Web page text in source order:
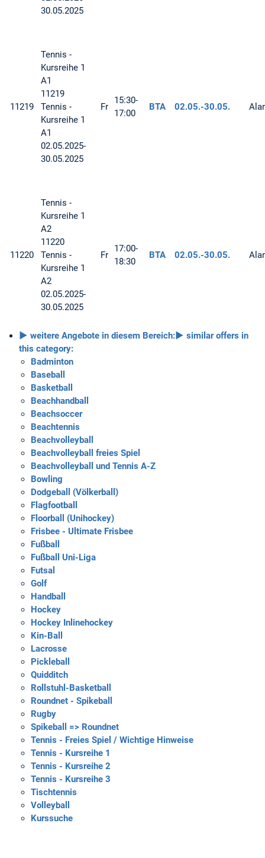
30.05.2025
11219
Tennis -
Kursreihe 1
A1
11219
Tennis -
Kursreihe 1
A1
02.05.2025-
30.05.2025
Fr
15:30-
17:00
BTA 02.05.-30.05.
11220
Tennis -
Kursreihe 1
A2
11220
Tennis -
Kursreihe 1
A2
02.05.2025-
30.05.2025
Fr
17:00-
18:30
BTA 02.05.-30.05.
► weitere Angebote in diesem Bereich:► similar offers in
this category:
Badminton
Baseball
Basketball
Beachhandball
Beachsoccer
Beachtennis
Beachvolleyball
Beachvolleyball freies Spiel
Beachvolleyball und Tennis A-Z
Bowling
Dodgeball (Völkerball)
Flagfootball
Floorball (Unihockey)
Frisbee - Ultimate Frisbee
Fußball
Fußball Uni-Liga
Futsal
Golf
Handball
Hockey
Hockey Inlinehockey
Kin-Ball
Lacrosse
Pickleball
Quidditch
Rollstuhl-Basketball
Roundnet - Spikeball
Rugby
Spikeball => Roundnet
Tennis - Freies Spiel / Wichtige Hinweise
Tennis - Kursreihe 1
Tennis - Kursreihe 2
Tennis - Kursreihe 3
Tischtennis
Volleyball
Kurssuche